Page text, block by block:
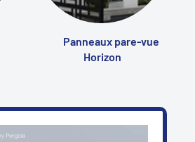
Panneaux pare-vue
Horizon